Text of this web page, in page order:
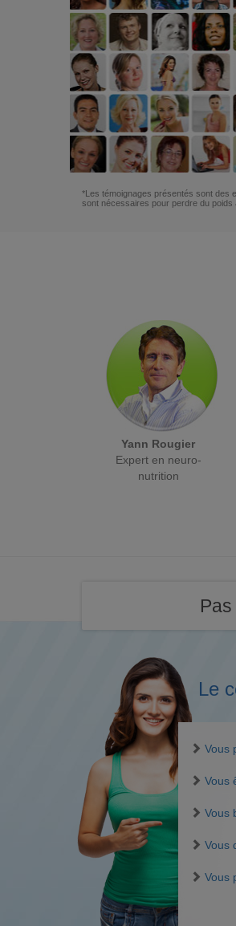
*Les témoignages présentés sont des
sont nécessaires pour perdre du poids
Yann Rougier
Expert en neuro-
nutrition
Le
Vous
Vous
Vous
Vous
Vous